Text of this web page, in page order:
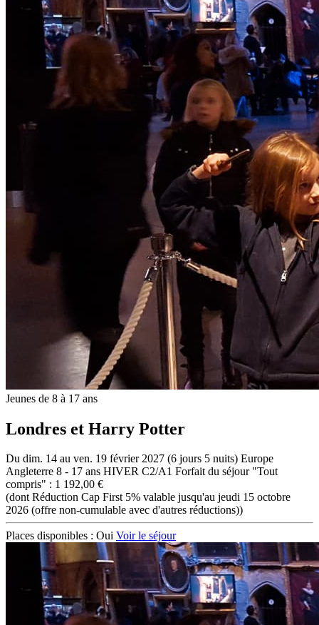
Jeunes de 8 à 17 ans
Londres et Harry Potter
Du dim. 14 au ven. 19 février 2027 (6 jours 5 nuits) Europe
Angleterre 8 - 17 ans HIVER C2/A1 Forfait du séjour "Tout
compris" : 1 192,00 €
(dont Réduction Cap First 5% valable jusqu'au jeudi 15 octobre
2026 (offre non-cumulable avec d'autres réductions))
Places disponibles : Oui Voir le séjour